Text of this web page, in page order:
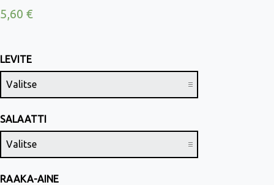
5,60 €
LEVITE
SALAATTI
RAAKA-AINE